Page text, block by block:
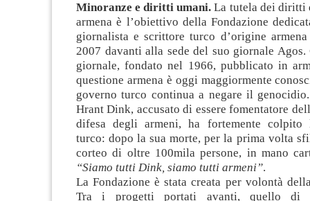
Minoranze e diritti umani.La tutela dei diritti
armena è l’obiettivo della Fondazione
giornalista e scrittore turco d’origine armena
2007 davanti alla sede del suo giornale Agos.
giornale, fondato nel 1966, pubblicato in
questione armena è oggi maggiormente
governo turco continua a negare il genocidio.
Hrant Dink, accusato di essere fomentatore
difesa degli armeni, ha fortemente colpito
turco: dopo la sua morte, per la prima volta
corteo di oltre 100mila persone, in mano
“Siamo tutti Dink, siamo tutti armeni”.
La Fondazione è stata creata per volontà
Tra i progetti portati avanti, quello di